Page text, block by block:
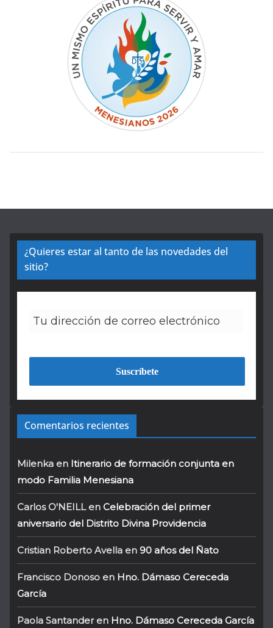
¿Quieres estar al tanto de las novedades del
sitio?
Comentarios recientes
Milenka en Itinerario de formación conjunta en
modo Familia Menesiana
Carlos O'NEILLen Celebración del primer
aniversario del Distrito Divina Providencia
Cristian Roberto Avella en 90 años del Ñato
Francisco Donoso en Hno. Dámaso Cereceda
García
Paola Santanderen Hno. Dámaso Cereceda García